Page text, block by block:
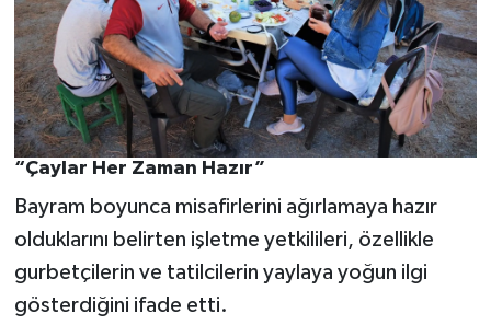
“Çaylar Her Zaman Hazır”
Bayram boyunca misafirlerini ağırlamaya hazır
olduklarını belirten işletme yetkilileri, özellikle
gurbetçilerin ve tatilcilerin yaylaya yoğun ilgi
gösterdiğini ifade etti.